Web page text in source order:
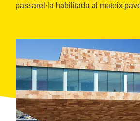
passarel·la habilitada al mateix